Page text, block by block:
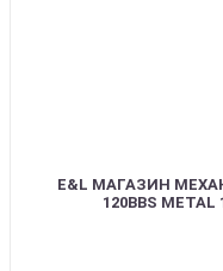
E&L МАГАЗИН
120BBS METAL